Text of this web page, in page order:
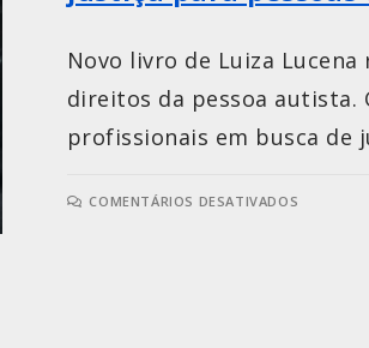
Novo livro de Luiza
direitos da pessoa autista.
profissionais em busca de
COMENTÁRIOS DESATIVADOS